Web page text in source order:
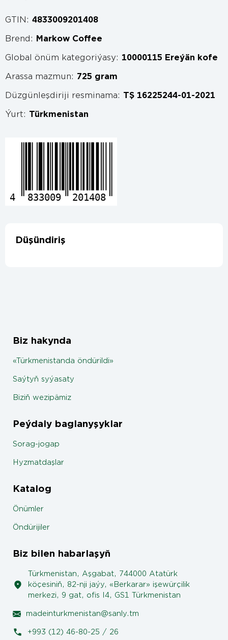
GTIN: 4833009201408
Brend: Markow Coffee
Global önüm kategoriýasy: 10000115 Ereýän kofe
Arassa mazmun: 725 gram
Düzgünleşdiriji resminama: TŞ 16225244-01-2021
Ýurt: Türkmenistan
4 833009 201408
Düşündiriş
Biz hakynda
«Türkmenistanda öndürildi»
Saýtyň syýasaty
Biziň wezipämiz
Peýdaly baglanyşyklar
Sorag-jogap
Hyzmatdaşlar
Katalog
Önümler
Öndürijiler
Biz bilen habarlaşyň
Türkmenistan, Aşgabat, 744000 Atatürk
köçesiniň, 82-nji jaýy, «Berkarar» işewürçilik
merkezi, 9 gat, ofis I4, GS1 Türkmenistan
madeinturkmenistan@sanly.tm
+993 (12) 46-80-25 / 26